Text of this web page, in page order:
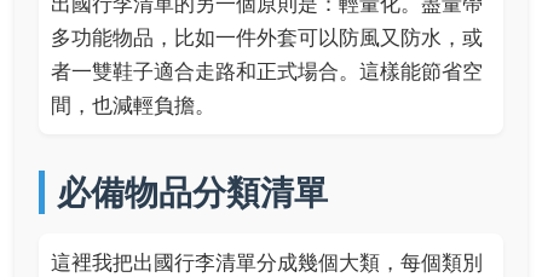
多功能物品，比如一件外套可以防風又防水，或
者一雙鞋子適合走路和正式場合。這樣能節省空
間，也減輕負擔。
必備物品分類清單
這裡我把出國行李清單分成幾個大類，每個類別